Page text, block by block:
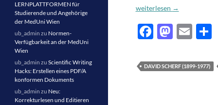
David SCHERF (1899-
weiterlesen →
F
e
b
M
to
d
E
ail
T
DAVID SCHERF (1899-1977)
LERNPLATTFORMEN für
Studierende und Angehörige
der MedUni Wien
ub_admin zu Normen-
Verfügbarkeit an der MedUni
Wien
ub_admin zu Scientific Writing
Hacks: Erstellen eines PDF/A
konformen Dokuments
ub_admin zu Neu:
Korrekturlesen und Editieren